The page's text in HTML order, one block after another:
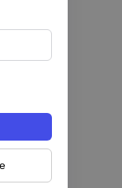
en dos